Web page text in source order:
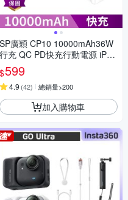
SP廣穎 CP10 10000mAh36W
行充 QC PD快充行動電源 iPho
ne Android 黑/白/金/紫
$599
4.9 (42) 總銷量>200
加入購物車